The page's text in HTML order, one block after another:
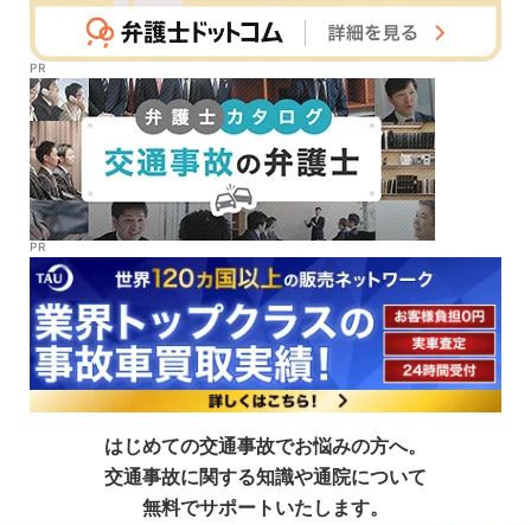
はじめての交通事故でお悩みの方へ。
交通事故に関する知識や通院について
無料でサポートいたします。